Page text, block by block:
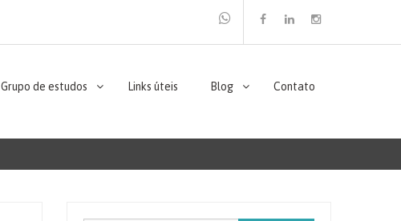
Grupo de estudos Links úteis Blog Contato